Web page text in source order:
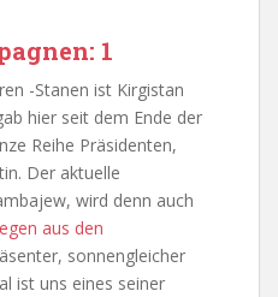
1
-Stanen ist Kirgistan
hier seit dem Ende der
Reihe Präsidenten,
Der aktuelle
wird denn auch
aus den
sonnengleicher
ist uns eines seiner